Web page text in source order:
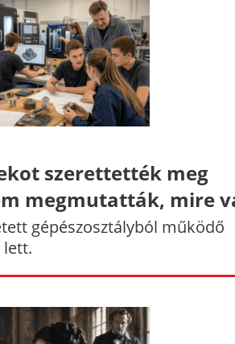
szerettették meg
megmutatták, mire
gépészosztályból működő
lett.